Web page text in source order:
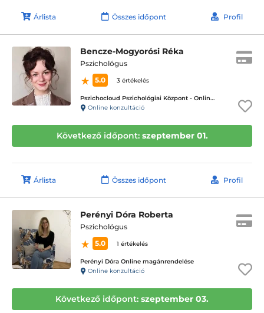
Árlista Összes időpont Profil
Bencze-Mogyorósi Réka
Pszichológus
5.0
3 értékelés
Pszichocloud Pszichológiai Központ - Online ügyfélfogadás
Online konzultáció
Következő időpont: szeptember 01.
Árlista Összes időpont Profil
Perényi Dóra Roberta
Pszichológus
5.0
1 értékelés
Perényi Dóra Online magánrendelése
Online konzultáció
Következő időpont: szeptember 03.